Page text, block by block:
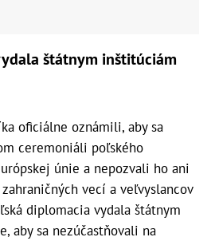
štátnym inštitúciám
oficiálne oznámili, aby sa
ceremoniáli poľského
únie a nepozvali ho ani
vecí a veľvyslancov
diplomacia vydala štátnym
aby sa nezúčastňovali na